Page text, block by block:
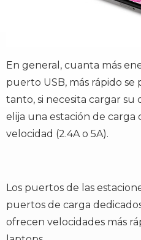
En general, cuanta más
puerto USB, más rápido se
tanto, si necesita cargar su
elija una estación de
velocidad (2.4A o 5A).
Los puertos de las
puertos de carga
ofrecen velocidades más